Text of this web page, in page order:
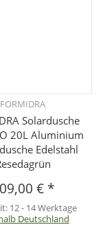
FORMIDRA
Solardusche
20L Aluminium
Edelstahl
€ *
12 - 14 Werktage
Deutschland